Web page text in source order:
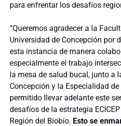
para enfrentar los desafíos
“Queremos agradecer a la
Universidad de Concepción por
esta instancia de manera
especialmente el trabajo
la mesa de salud bucal, junto a
Concepción y la Especialidad
permitido llevar adelante este
desafíos de la estrategia
Región del Biobío. Esto se